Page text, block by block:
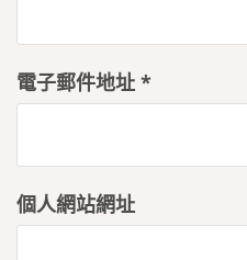
電子郵件地址 *
個人網站網址